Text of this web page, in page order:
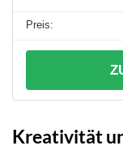
Kreativität